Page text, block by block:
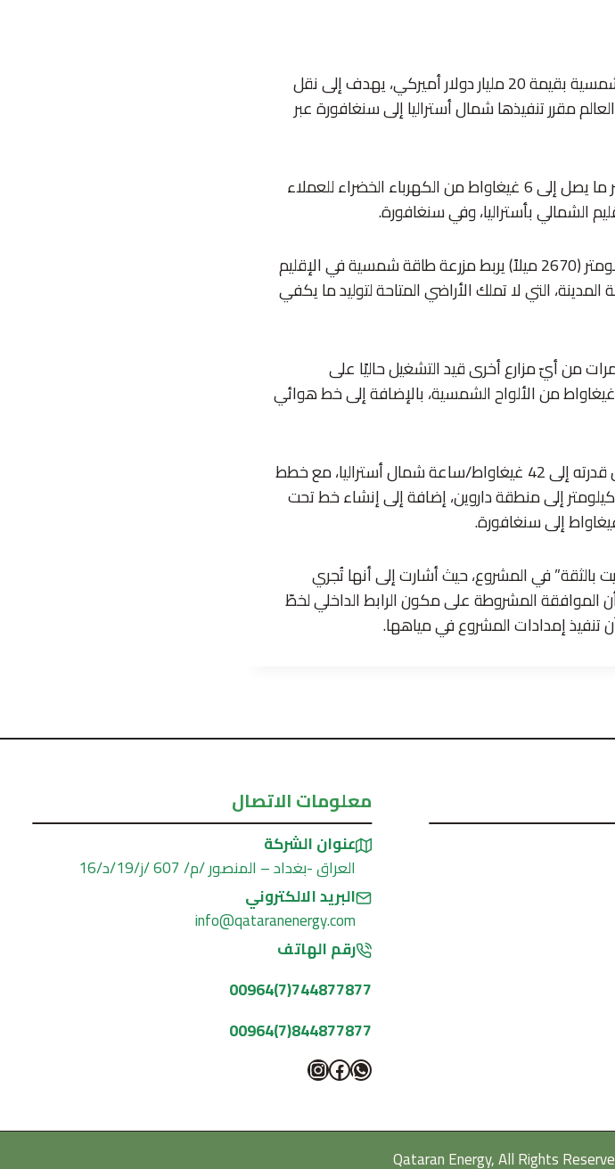
أعطت أستراليا أمس الضوء الأخضر لمشروع طاقة شمسية بقيمة 20 مليار دولار أميركي، يهدف إلى نقل
مقرر تنفيذها شمال أستراليا إلى سنغافورة عبر
ويهدف المشروع، المقرر تطويره بمرحلتين، إلى توفير ما يصل إلى 6 غيغاواط من الكهرباء الخضراء للعملاء
الشمالي بأستراليا، وفي سنغافورة.
ويتضمن الرابط خط طاقة تحت البحر بطول 4300 كيلومتر (2670 ميلاً) يربط مزرعة طاقة شمسية في الإقليم
تزيد عن 20 غيغاواط بالدولة المدينة، التي لا تملك الأراضي المتاحة لتوليد ما يكفي
خط الكهرباء والمزرعة الشمسية أكبر بـ4 مرات من أيّ مزارع أخرى قيد التشغيل حاليًا على
المستوى الدولي، إذ ستتكون المرحلة الأولى من 4 غيغاواط من الألواح الشمسية، بالإضافة إلى خط هوائي
ويتضمن المشروع إنشاء نظام تخزين بالبطاريات تصل قدرته إلى 42 غيغاواط/ساعة شمال أستراليا، مع خطط
طموحة لنقل 900 ميغاواط عبر خط يبلغ طوله 800 كيلومتر إلى منطقة داروين، إضافة إلى إنشاء خط تحت
في المشروع، حيث أشارت إلى أنها تُجري
المشروطة على مكون الرابط الداخلي لخطّ
تنفيذ إمدادات المشروع في مياهها.
معلومات الاتصال
عنوان الشركة
العراق -بغداد – المنصور /م/ 607 /ز/19/د/16
البريد الالكتروني
info@qataranenergy.com
رقم الهاتف
744877877(7)00964
844877877(7)00964
واتساب
فيسبوك
إنستجرام